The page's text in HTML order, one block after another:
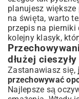
planujesz większe
na święta, warto
przepis na pierniki
kolejny klasyk,
dłużej
Zastanawiasz się,
przechowywać
Najlepsze są